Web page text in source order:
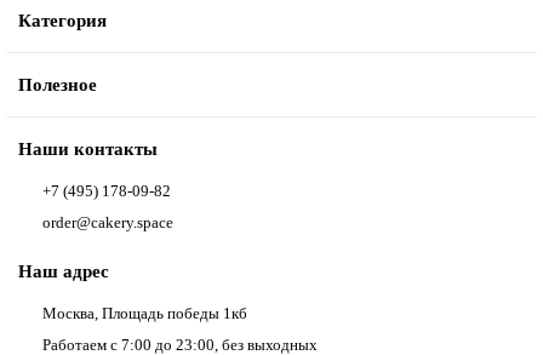
Категория
Полезное
Наши контакты
+7 (495) 178-09-82
order@cakery.space
Наш адрес
Москва, Площадь победы 1кб
Работаем с 7:00 до 23:00, без выходных